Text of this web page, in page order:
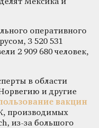
оперативного
3 520 531
2 909 680 человек,
в области
и другие
вакцин
производимых
из-за большого